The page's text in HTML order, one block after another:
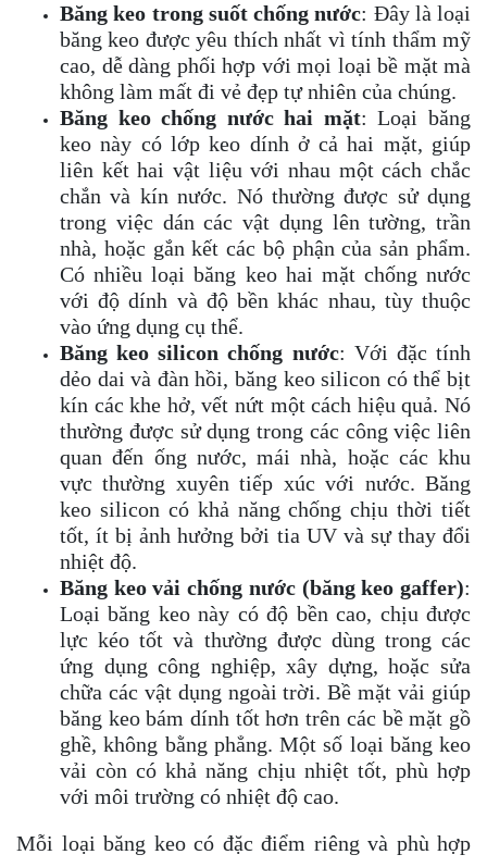
Băng keo trong suốt chống nước: Đây là loại
băng keo được yêu thích nhất vì tính thẩm mỹ
cao, dễ dàng phối hợp với mọi loại bề mặt mà
không làm mất đi vẻ đẹp tự nhiên của chúng.
Băng keo chống nước hai mặt: Loại băng
keo này có lớp keo dính ở cả hai mặt, giúp
liên kết hai vật liệu với nhau một cách chắc
chắn và kín nước. Nó thường được sử dụng
trong việc dán các vật dụng lên tường, trần
nhà, hoặc gắn kết các bộ phận của sản phẩm.
Có nhiều loại băng keo hai mặt chống nước
với độ dính và độ bền khác nhau, tùy thuộc
vào ứng dụng cụ thể.
Băng keo silicon chống nước: Với đặc tính
dẻo dai và đàn hồi, băng keo silicon có thể bịt
kín các khe hở, vết nứt một cách hiệu quả. Nó
thường được sử dụng trong các công việc liên
quan đến ống nước, mái nhà, hoặc các khu
vực thường xuyên tiếp xúc với nước. Băng
keo silicon có khả năng chống chịu thời tiết
tốt, ít bị ảnh hưởng bởi tia UV và sự thay đổi
nhiệt độ.
Băng keo vải chống nước (băng keo gaffer):
Loại băng keo này có độ bền cao, chịu được
lực kéo tốt và thường được dùng trong các
ứng dụng công nghiệp, xây dựng, hoặc sửa
chữa các vật dụng ngoài trời. Bề mặt vải giúp
băng keo bám dính tốt hơn trên các bề mặt gồ
ghề, không bằng phẳng. Một số loại băng keo
vải còn có khả năng chịu nhiệt tốt, phù hợp
với môi trường có nhiệt độ cao.
Mỗi loại băng keo có đặc điểm riêng và phù hợp